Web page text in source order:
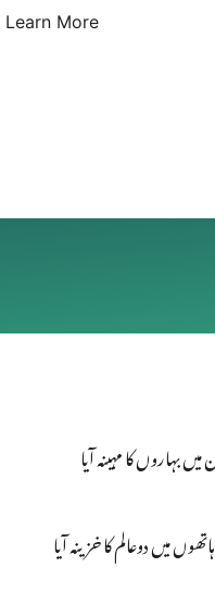
Learn More
بہاروں کا مہینہ آیا
میں دوعالم کا خزینہ آیا